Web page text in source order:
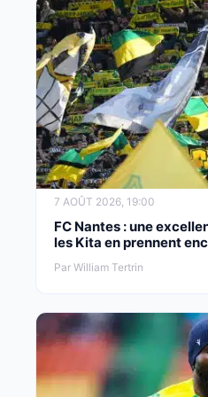
7 AOÛT 2026, 19:00
FC Nantes : une
les Kita en prennent
Par William Tertrin